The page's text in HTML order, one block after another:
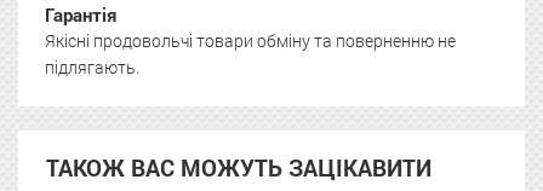
Гарантія
Якісні продовольчі товари обміну та поверненню не
підлягають.
ТАКОЖ ВАС МОЖУТЬ ЗАЦІКАВИТИ